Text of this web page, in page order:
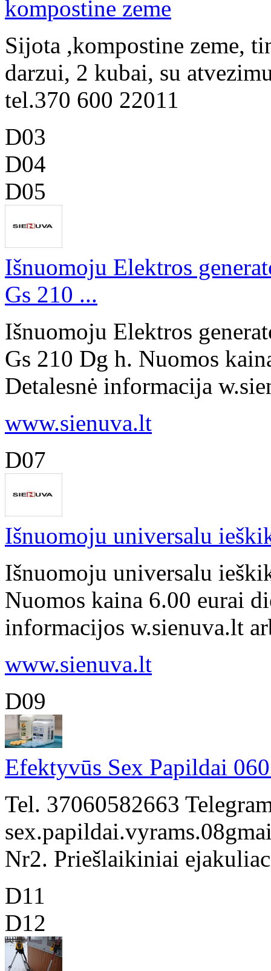
kompostine zeme
Sijota ,kompostine zeme,
darzui, 2 kubai, su
tel.370 600 22011
D03
D04
D05
Išnuomoju Elektros
Gs 210 ...
Išnuomoju Elektros
Gs 210 Dg h. Nuomos
Detalesnė informacija
www.sienuva.lt
D07
Išnuomoju universalu
Išnuomoju universalu
Nuomos kaina 6.00 eurai
informacijos w.sienuva.lt
www.sienuva.lt
D09
Efektyvūs Sex Papildai
Tel. 37060582663
Nr2. Priešlaikiniai
D11
D12